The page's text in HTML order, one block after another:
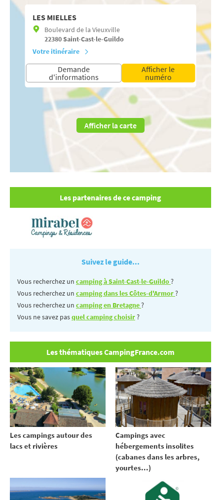
LES MIELLES
Boulevard de la Vieuxville
22380Saint-Cast-le-Guildo
Votre itinéraire
Demande
d'informations
Afficher le
numéro
Afficher la carte
Les partenaires de ce camping
Suivez le guide...
Vous recherchez un camping à Saint-Cast-le-Guildo?
Vous recherchez un camping dans les Côtes-d'Armor?
Vous recherchez un camping en Bretagne?
Vous ne savez pasquel camping choisir?
Les thématiques CampingFrance.com
Les campings autour des
lacs et rivières
Campings avec
hébergements insolites
(cabanes dans les arbres,
yourtes...)